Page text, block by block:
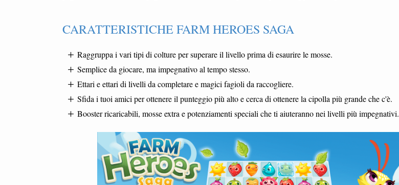
CARATTERISTICHE FARM HEROES SAGA
Raggruppa i vari tipi di colture per superare il livello prima di esaurire le mosse.
Semplice da giocare, ma impegnativo al tempo stesso.
Ettari e ettari di livelli da completare e magici fagioli da raccogliere.
Sfida i tuoi amici per ottenere il punteggio più alto e cerca di ottenere la cipolla più grande che c'è.
Booster ricaricabili, mosse extra e potenziamenti speciali che ti aiuteranno nei livelli più impegnativi.